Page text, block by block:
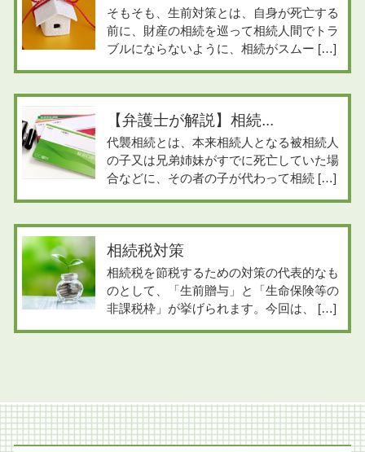
そもそも、生前対策とは、自身が死亡する
前に、財産の相続を巡って相続人間でトラ
ブルにならないように、相続がスムー […]
【弁護士が解説】相続...
代襲相続とは、本来相続人となる被相続人
の子又は兄弟姉妹がすでに死亡していた場
合などに、その者の子が代わって相続 […]
相続税対策
相続税を節税するための対策の代表的なも
のとして、「生前贈与」と「生命保険等の
非課税枠」が挙げられます。今回は、 […]